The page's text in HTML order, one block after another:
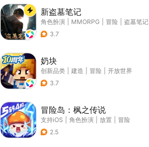
新盗墓笔记
角色扮演 MMORPG 冒险
盗墓笔记
3.7
奶块
创新品类 建造 冒险
开放世界
3.7
冒险岛：枫之传说
支持iOS 角色扮演 放置
冒险
2.5